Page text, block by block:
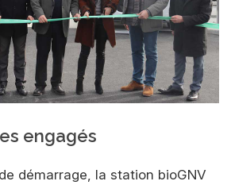
engagés
démarrage, la station bioGNV